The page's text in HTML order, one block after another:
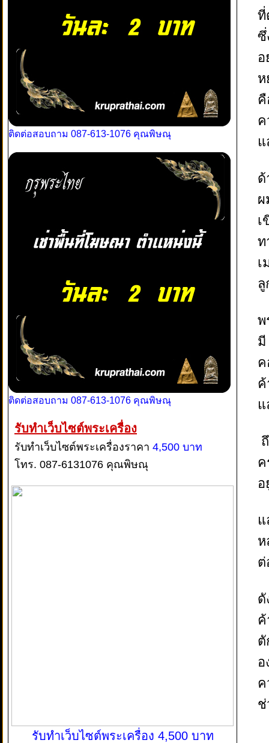
ติดต่อสอบถาม 087-613-1076 คุณพิษณุ
ติดต่อสอบถาม 087-613-1076 คุณพิษณุ
รับทำเว็บไซต์พระเครื่อง
รับทำเว็บไซต์พระเครื่องราคา 4,500 บาท
โทร. 087-6131076 คุณพิษณุ
รับทำเว็บไซต์พระเครื่อง 4,500 บาท
ที่
ซึ่
อ
ห
คื
ค
ด้
ผ
เ
ท
เ
ลู
พ
มี
ค
ค้
ค
อ
ห
ต่
ดั
ค้
ตั
อ
ค
ช่